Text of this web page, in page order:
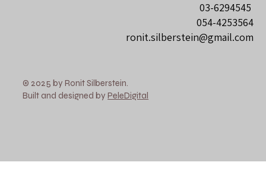
054-4253564
ronit.silberstein@gmail.com
© 2025 by Ronit Silberstein.
Built and designed by PeleDigital